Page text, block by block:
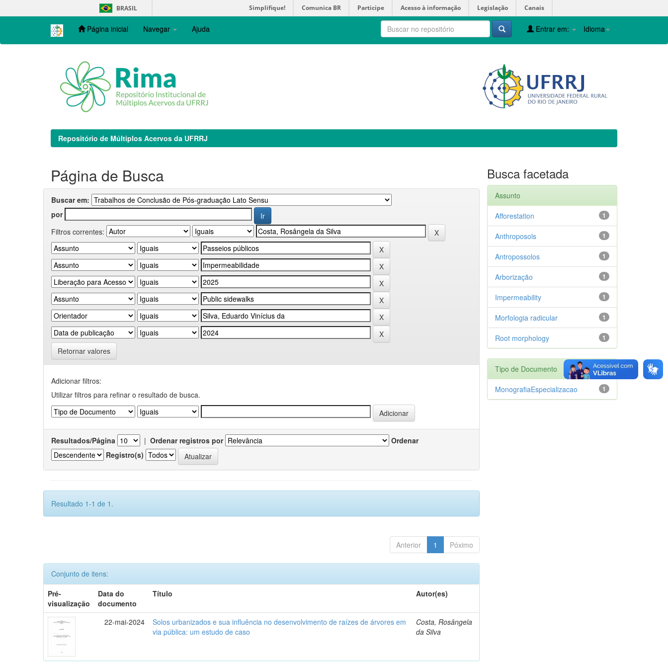
navigation
BRASIL Simplifique! Comunica BR Participe Acesso à informação Legislação Canais
Página inicial Navegar Ajuda Idioma
Entrar em:
Repositório de Múltiplos Acervos da UFRRJ
Página de Busca
Buscar em:
por
Filtros correntes:
Retornar valores
Adicionar filtros:
Utilizar filtros para refinar o resultado de busca.
Resultados/Página | Ordenar registros por
Ordenar
Registro(s)
Resultado 1-1 de 1.
Anterior 1 Póximo
Conjunto de itens:
Pré-
visualização
Data do
documento
Título Autor(es)
22-mai-2024
Solos urbanizados e sua influência no desenvolvimento de raízes de árvores em
via pública: um estudo de caso
Costa, Rosângela
da Silva
Busca facetada
Assunto
1
Afforestation
1
Anthroposols
1
Antropossolos
1
Arborização
1
Impermeability
1
Morfologia radicular
1
Root morphology
Tipo de Documento
1
MonografiaEspecializacao